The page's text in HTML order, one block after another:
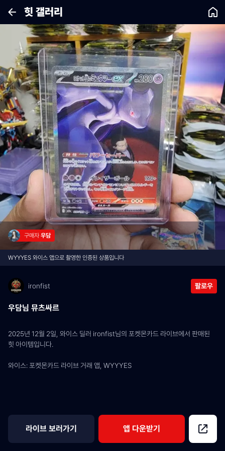
힛 갤러리
구매자 우담
WYYYES 와이스 앱으로 촬영한 인증된 상품입니다
ironfist 팔로우
우담님 뮤츠싸르
2025년 12월 2일, 와이스 딜러 ironfist님의 포켓몬카드 라이브에서 판매된
힛 아이템입니다.
와이스: 포켓몬카드 라이브 거래 앱, WYYYES
라이브 보러가기 앱 다운받기